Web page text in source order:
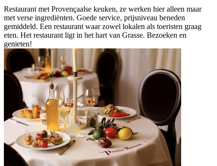
Restaurant met Provençaalse keuken, ze werken hier alleen maar
met verse ingrediënten. Goede service, prijsniveau beneden
gemiddeld. Een restaurant waar zowel lokalen als toeristen graag
eten. Het restaurant ligt in het hart van Grasse. Bezoeken en
genieten!